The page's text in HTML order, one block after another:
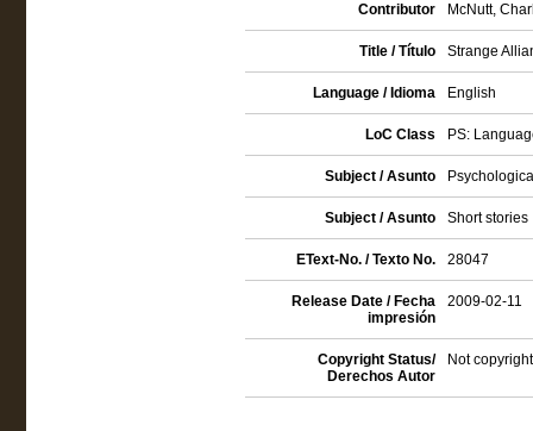
Contributor McNutt,
Title / Título Strange
Language / Idioma English
LoC Class PS:
Subject / Asunto
Subject / Asunto Short stories
EText-No. / Texto No. 28047
Release Date / Fecha
impresión
2009-02-11
Copyright Status/
Derechos Autor
Not